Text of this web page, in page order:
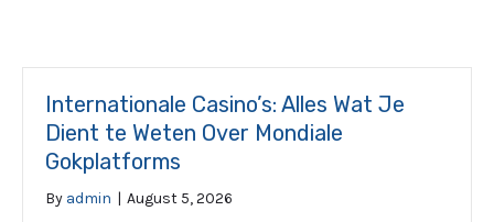
Internationale Casino’s: Alles Wat Je
Dient te Weten Over Mondiale
Gokplatforms
By admin | August 5, 2026